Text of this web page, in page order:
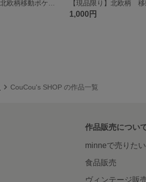
1,000円
CouCou's SHOP の作品一覧
作品販売につい
minneで売りたい
食品販売
ヴィンテージ販